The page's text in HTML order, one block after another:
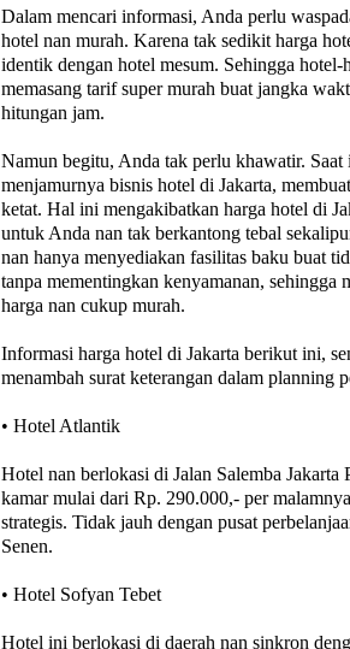
Dalam mencari informasi, Anda perlu
hotel nan murah. Karena tak sedikit harga
identik dengan hotel mesum. Sehingga
memasang tarif super murah buat jangka
hitungan jam.
Namun begitu, Anda tak perlu khawatir. Saat
menjamurnya bisnis hotel di Jakarta,
ketat. Hal ini mengakibatkan harga hotel di
untuk Anda nan tak berkantong tebal
nan hanya menyediakan fasilitas baku buat
tanpa mementingkan kenyamanan, sehingga
harga nan cukup murah.
Informasi harga hotel di Jakarta berikut ini,
menambah surat keterangan dalam planning
• Hotel Atlantik
Hotel nan berlokasi di Jalan Salemba Jakarta
kamar mulai dari Rp. 290.000,- per
strategis. Tidak jauh dengan pusat
Senen.
• Hotel Sofyan Tebet
Hotel ini berlokasi di daerah nan sinkron